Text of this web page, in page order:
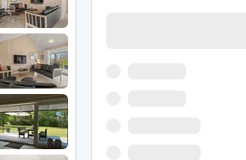
Weihnachten
Silvester